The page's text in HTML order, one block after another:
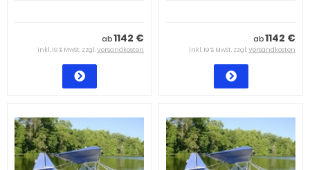
ab1142 €
inkl. 19 % MwSt. zzgl.Versandkosten
ab1142 €
inkl. 19 % MwSt. zzgl.Versandkosten